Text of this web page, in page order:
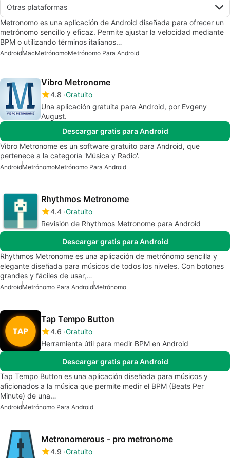
Otras plataformas
Metronomo es una aplicación de Android diseñada para ofrecer un
metrónomo sencillo y eficaz. Permite ajustar la velocidad mediante
BPM o utilizando términos italianos…
AndroidMacMetrónomoMetrónomo Para Android
Vibro Metronome
4.8 Gratuito
Una aplicación gratuita para Android, por Evgeny
August.
Descargar gratis para Android
Vibro Metronome es un software gratuito para Android, que
pertenece a la categoría 'Música y Radio'.
AndroidMetrónomoMetrónomo Para Android
Rhythmos Metronome
4.4 Gratuito
Revisión de Rhythmos Metronome para Android
Descargar gratis para Android
Rhythmos Metronome es una aplicación de metrónomo sencilla y
elegante diseñada para músicos de todos los niveles. Con botones
grandes y fáciles de usar,…
AndroidMetrónomo Para AndroidMetrónomo
Tap Tempo Button
4.6 Gratuito
Herramienta útil para medir BPM en Android
Descargar gratis para Android
Tap Tempo Button es una aplicación diseñada para músicos y
aficionados a la música que permite medir el BPM (Beats Per
Minute) de una…
AndroidMetrónomo Para Android
Metronomerous - pro metronome
4.9 Gratuito